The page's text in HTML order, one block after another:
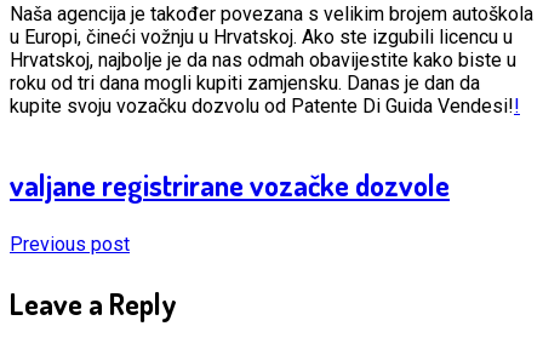
Naša agencija je također povezana s velikim brojem autoškola
u Europi, čineći vožnju u Hrvatskoj. Ako ste izgubili licencu u
Hrvatskoj, najbolje je da nas odmah obavijestite kako biste u
roku od tri dana mogli kupiti zamjensku. Danas je dan da
kupite svoju vozačku dozvolu od Patente Di Guida Vendesi!!
valjane registrirane vozačke dozvole
Previous post
Leave a Reply